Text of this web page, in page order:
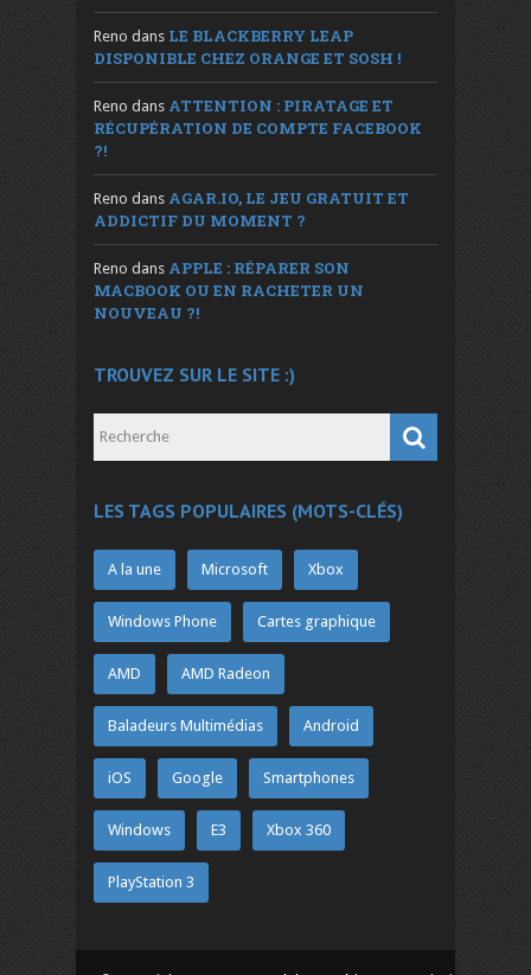
Reno dans LE BLACKBERRY LEAP
DISPONIBLE CHEZ ORANGE ET SOSH !
Reno dans ATTENTION : PIRATAGE ET
RÉCUPÉRATION DE COMPTE FACEBOOK
?!
Reno dans AGAR.IO, LE JEU GRATUIT ET
ADDICTIF DU MOMENT ?
Reno dans APPLE : RÉPARER SON
MACBOOK OU EN RACHETER UN
NOUVEAU ?!
TROUVEZ SUR LE SITE :)
LES TAGS POPULAIRES (MOTS-CLÉS)
A la une Microsoft Xbox
Windows Phone Cartes graphique
AMD AMD Radeon
Baladeurs Multimédias Android
iOS Google Smartphones
Windows E3 Xbox 360
PlayStation 3